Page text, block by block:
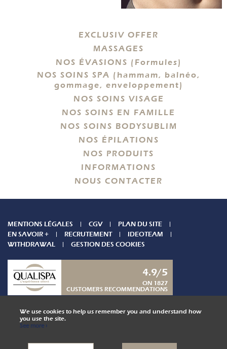
We use cookies to help us remember you and understand how
you use the site.
See more ›
EXCLUSIV OFFER
MASSAGES
NOS ÉVASIONS (Formules)
NOS SOINS SPA (hammam, balnéo,
gommage, enveloppement)
NOS SOINS VISAGE
NOS SOINS EN FAMILLE
NOS SOINS BODYSUBLIM
NOS ÉPILATIONS
NOS PRODUITS
INFORMATIONS
NOUS CONTACTER
MENTIONS LÉGALES CGV
PLAN DU SITE
EN SAVOIR +
RECRUTEMENT
IDEOTEAM
WITHDRAWAL
GESTION DES COOKIES
4.9/5
ON 1827
CUSTOMERS RECOMMENDATIONS
CONTACT US